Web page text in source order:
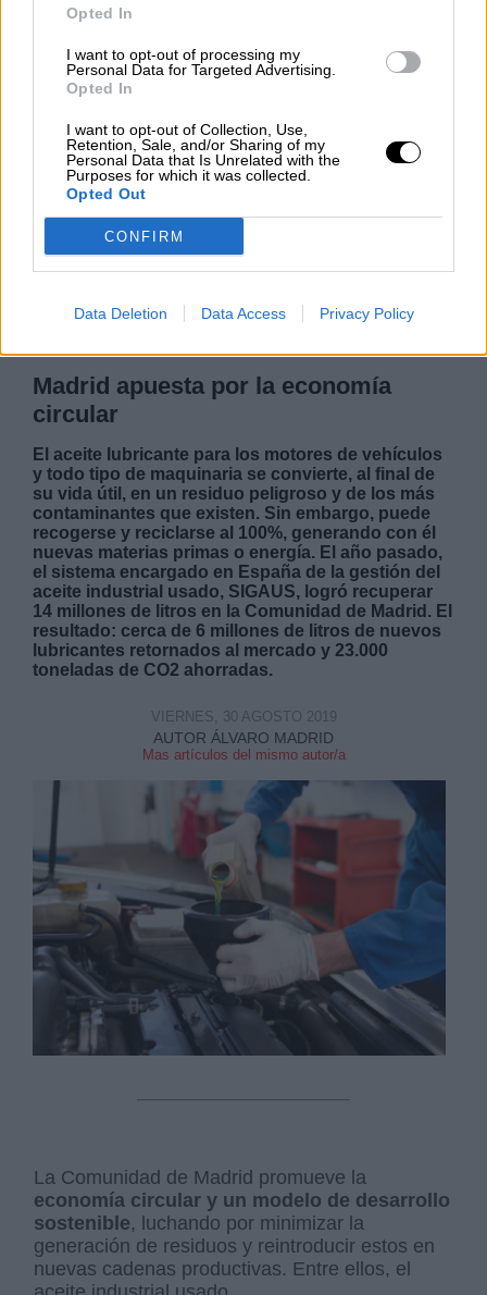
Opted In
I want to opt-out of processing my
Personal Data for Targeted Advertising.
Opted In
I want to opt-out of Collection, Use,
Retention, Sale, and/or Sharing of my
Personal Data that Is Unrelated with the
Purposes for which it was collected.
Opted Out
CONFIRM
Data Deletion Data Access Privacy Policy
Clara Campoamor: Mi sueño,
Por María Pérez Herrero
NOTICIAS MAS VISTAS
Madrid apuesta por la economía
circular
El aceite lubricante para los motores de vehículos
y todo tipo de maquinaria se convierte, al final de
su vida útil, en un residuo peligroso y de los más
contaminantes que existen. Sin embargo, puede
recogerse y reciclarse al 100%, generando con él
nuevas materias primas o energía. El año pasado,
el sistema encargado en España de la gestión del
aceite industrial usado, SIGAUS, logró recuperar
14 millones de litros en la Comunidad de Madrid. El
resultado: cerca de 6 millones de litros de nuevos
lubricantes retornados al mercado y 23.000
toneladas de CO2 ahorradas.
AUTOR ÁLVARO MADRID
Mas artículos del mismo autor/a
VIERNES, 30 AGOSTO 2019
La Comunidad de Madrid promueve la
economía circular y un modelo de desarrollo
sostenible, luchando por minimizar la
generación de residuos y reintroducir estos en
nuevas cadenas productivas. Entre ellos, el